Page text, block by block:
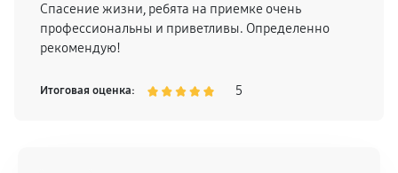
Спасение жизни, ребята на приемке очень
профессиональны и приветливы. Определенно
рекомендую!
Итоговая оценка: 5